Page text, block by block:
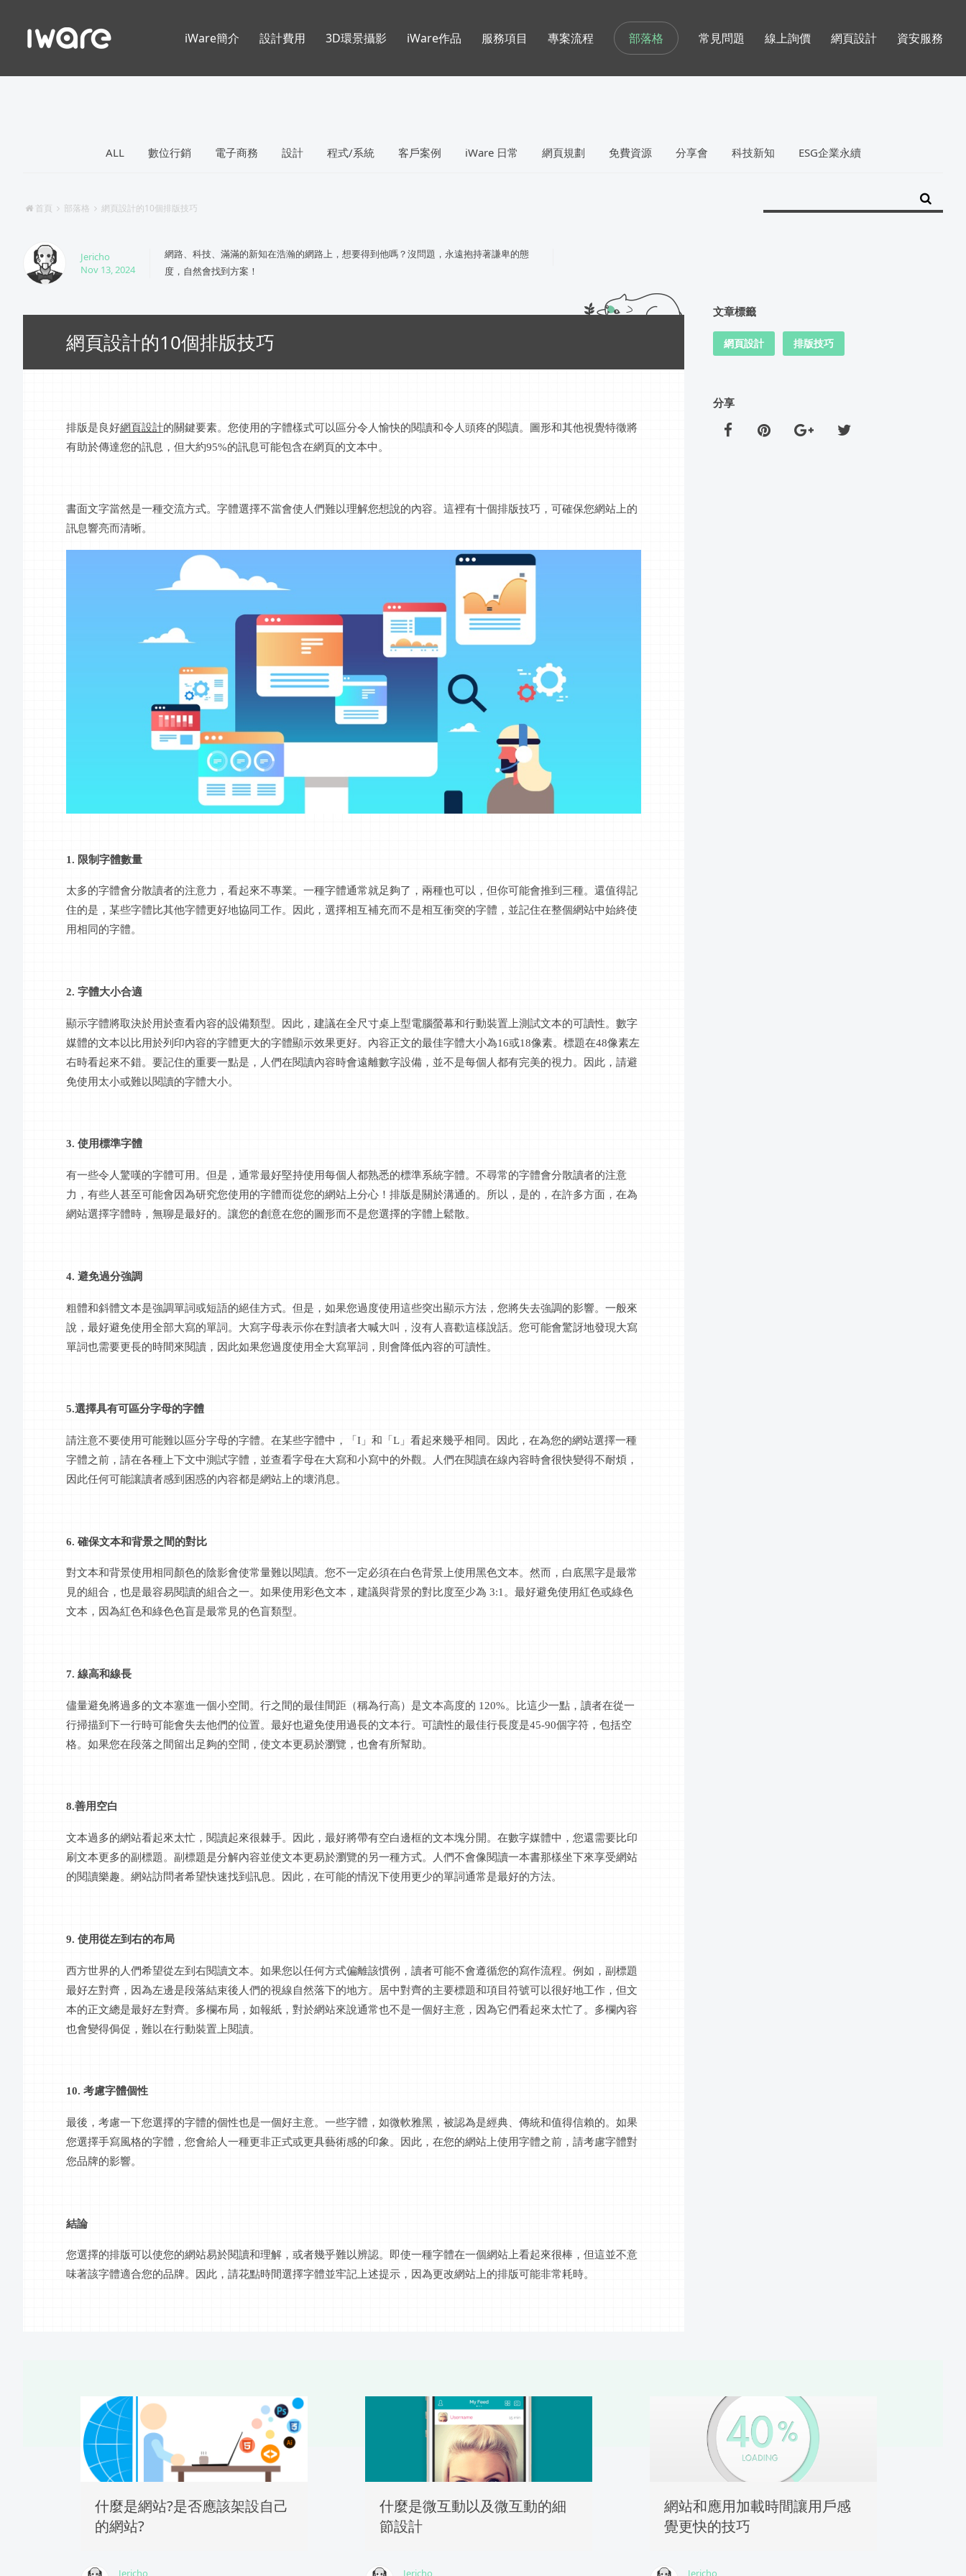
部落格
ALL 數位行銷 電子商務 設計 程式/系統 客戶案例 iWare 日常 網頁規劃 免費資源 分享會 科技新知 ESG企業永續
首頁 部落格 網頁設計的10個排版技巧
Jericho
Nov 13, 2024
網路、科技、滿滿的新知在浩瀚的網路上，想要得到他嗎？沒問題，永遠抱持著謙卑的態
度，自然會找到方案！
網頁設計的10個排版技巧
排版是良好網頁設計的關鍵要素。您使用的字體樣式可以區分令人愉快的閱讀和令人頭疼的閱讀。圖形和其他視覺特徵將
有助於傳達您的訊息，但大約95%的訊息可能包含在網頁的文本中。
書面文字當然是一種交流方式。字體選擇不當會使人們難以理解您想說的內容。這裡有十個排版技巧，可確保您網站上的
訊息響亮而清晰。
1. 限制字體數量
太多的字體會分散讀者的注意力，看起來不專業。一種字體通常就足夠了，兩種也可以，但你可能會推到三種。還值得記
住的是，某些字體比其他字體更好地協同工作。因此，選擇相互補充而不是相互衝突的字體，並記住在整個網站中始終使
用相同的字體。
2. 字體大小合適
顯示字體將取決於用於查看內容的設備類型。因此，建議在全尺寸桌上型電腦螢幕和行動裝置上測試文本的可讀性。數字
媒體的文本以比用於列印內容的字體更大的字體顯示效果更好。內容正文的最佳字體大小為16或18像素。標題在48像素左
右時看起來不錯。要記住的重要一點是，人們在閱讀內容時會遠離數字設備，並不是每個人都有完美的視力。因此，請避
免使用太小或難以閱讀的字體大小。
3. 使用標準字體
有一些令人驚嘆的字體可用。但是，通常最好堅持使用每個人都熟悉的標準系統字體。不尋常的字體會分散讀者的注意
力，有些人甚至可能會因為研究您使用的字體而從您的網站上分心！排版是關於溝通的。所以，是的，在許多方面，在為
網站選擇字體時，無聊是最好的。讓您的創意在您的圖形而不是您選擇的字體上鬆散。
4. 避免過分強調
粗體和斜體文本是強調單詞或短語的絕佳方式。但是，如果您過度使用這些突出顯示方法，您將失去強調的影響。一般來
說，最好避免使用全部大寫的單詞。大寫字母表示你在對讀者大喊大叫，沒有人喜歡這樣說話。您可能會驚訝地發現大寫
單詞也需要更長的時間來閱讀，因此如果您過度使用全大寫單詞，則會降低內容的可讀性。
5.選擇具有可區分字母的字體
請注意不要使用可能難以區分字母的字體。在某些字體中，「 I」和「L」看起來幾乎相同。因此，在為您的網站選擇一種
字體之前，請在各種上下文中測試字體，並查看字母在大寫和小寫中的外觀。人們在閱讀在線內容時會很快變得不耐煩，
因此任何可能讓讀者感到困惑的內容都是網站上的壞消息。
6. 確保文本和背景之間的對比
對文本和背景使用相同顏色的陰影會使常量難以閱讀。您不一定必須在白色背景上使用黑色文本。然而，白底黑字是最常
見的組合，也是最容易閱讀的組合之一。如果使用彩色文本，建議與背景的對比度至少為 3:1。最好避免使用紅色或綠色
文本，因為紅色和綠色色盲是最常見的色盲類型。
7. 線高和線長
儘量避免將過多的文本塞進一個小空間。行之間的最佳間距（稱為行高）是文本高度的 120%。比這少一點，讀者在從一
行掃描到下一行時可能會失去他們的位置。最好也避免使用過長的文本行。可讀性的最佳行長度是45-90個字符，包括空
格。如果您在段落之間留出足夠的空間，使文本更易於瀏覽，也會有所幫助。
8.善用空白
文本過多的網站看起來太忙，閱讀起來很棘手。因此，最好將帶有空白邊框的文本塊分開。在數字媒體中，您還需要比印
刷文本更多的副標題。副標題是分解內容並使文本更易於瀏覽的另一種方式。人們不會像閱讀一本書那樣坐下來享受網站
的閱讀樂趣。網站訪問者希望快速找到訊息。因此，在可能的情況下使用更少的單詞通常是最好的方法。
9. 使用從左到右的布局
西方世界的人們希望從左到右閱讀文本。如果您以任何方式偏離該慣例，讀者可能不會遵循您的寫作流程。例如，副標題
最好左對齊，因為左邊是段落結束後人們的視線自然落下的地方。居中對齊的主要標題和項目符號可以很好地工作，但文
本的正文總是最好左對齊。多欄布局，如報紙，對於網站來說通常也不是一個好主意，因為它們看起來太忙了。多欄內容
也會變得侷促，難以在行動裝置上閱讀。
10. 考慮字體個性
最後，考慮一下您選擇的字體的個性也是一個好主意。一些字體，如微軟雅黑，被認為是經典、傳統和值得信賴的。如果
您選擇手寫風格的字體，您會給人一種更非正式或更具藝術感的印象。因此，在您的網站上使用字體之前，請考慮字體對
您品牌的影響。
結論
您選擇的排版可以使您的網站易於閱讀和理解，或者幾乎難以辨認。即使一種字體在一個網站上看起來很棒，但這並不意
味著該字體適合您的品牌。因此，請花點時間選擇字體並牢記上述提示，因為更改網站上的排版可能非常耗時。
文章標籤
網頁設計 排版技巧
分享
什麼是網站?是否應該架設自己
的網站?
Jericho
什麼是微互動以及微互動的細
節設計
Jericho
網站和應用加載時間讓用戶感
覺更快的技巧
Jericho